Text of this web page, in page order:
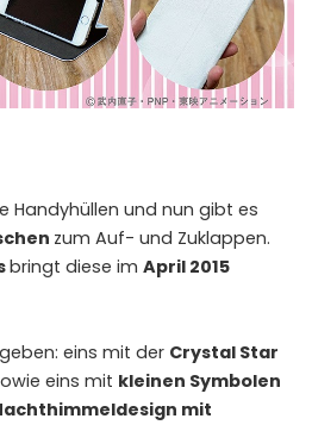
Handyhüllen und nun gibt es
zum Auf- und Zuklappen.
bringt diese im April 2015
geben: eins mit der Crystal Star
eins mit kleinen Symbolen
mit